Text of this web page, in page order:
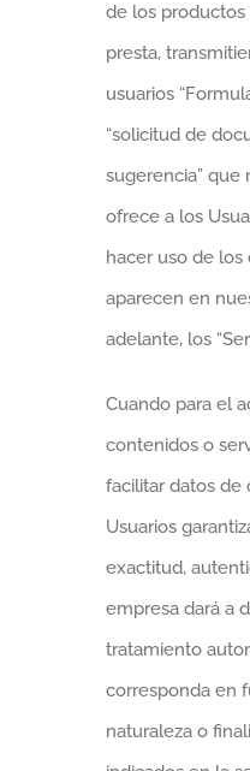
de los productos
presta,
usuarios
“solicitud de
sugerencia” que
ofrece a los
hacer uso de los
aparecen en
adelante, los
Cuando para el
contenidos o
facilitar datos de
Usuarios
exactitud,
empresa dará a
tratamiento
corresponda en
naturaleza o